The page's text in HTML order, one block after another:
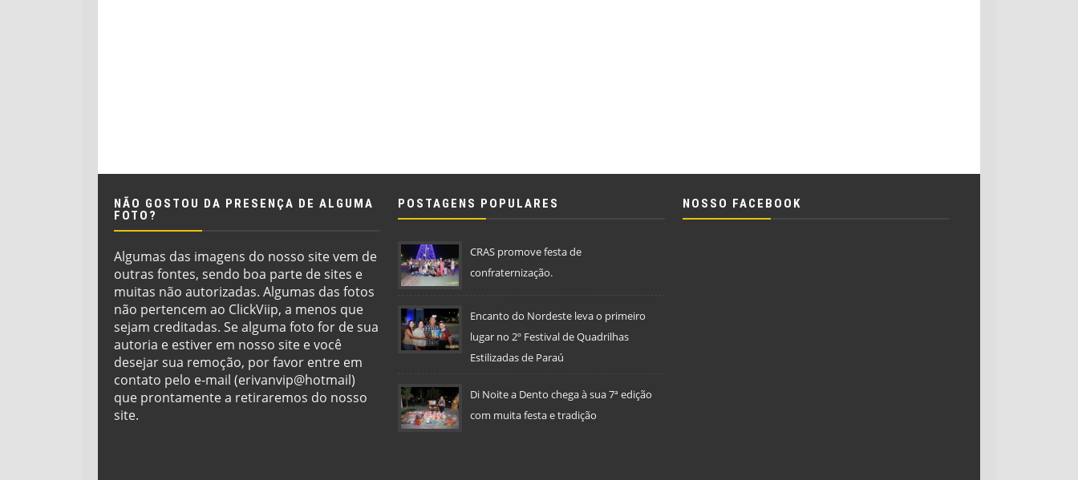
NÃO GOSTOU DA PRESENÇA DE ALGUMA
FOTO?
Algumas das imagens do nosso site vem de
outras fontes, sendo boa parte de sites e
muitas não autorizadas. Algumas das fotos
não pertencem ao ClickViip, a menos que
sejam creditadas. Se alguma foto for de sua
autoria e estiver em nosso site e você
desejar sua remoção, por favor entre em
contato pelo e-mail (erivanvip@hotmail)
que prontamente a retiraremos do nosso
site.
POSTAGENS POPULARES
CRAS promove festa de
confraternização.
Encanto do Nordeste leva o primeiro
lugar no 2º Festival de Quadrilhas
Estilizadas de Paraú
Di Noite a Dento chega à sua 7ª edição
com muita festa e tradição
NOSSO FACEBOOK